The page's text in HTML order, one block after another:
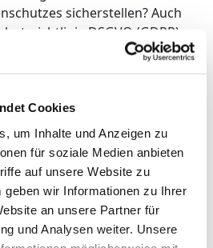
Cookies
um Inhalte und Anzeigen zu
für soziale Medien anbieten
auf unsere Website zu
geben wir Informationen zu Ihrer
an unsere Partner für
und Analysen weiter. Unsere
sicherstellen? Auch
DSGVO (GDPR)
sehr hohe Strafen, wenn sie
verstoßen. Demnach wäre
wert.
ist einer der
wegen der harten Hand der
zum Vorteil der Anleger eine
gezeigt hat. Das beste
Kontrolle der Corona-
Aktienmärkten in China in